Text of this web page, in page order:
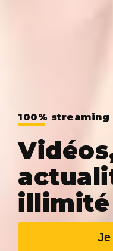
100% streaming
illimité